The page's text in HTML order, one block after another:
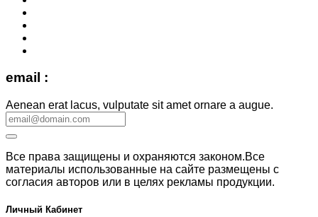
email :
Aenean erat lacus, vulputate sit amet ornare a augue.
Все права защищены и охраняются законом.Все
материалы использованные на сайте размещены с
согласия авторов или в целях рекламы продукции.
Личный Кабинет